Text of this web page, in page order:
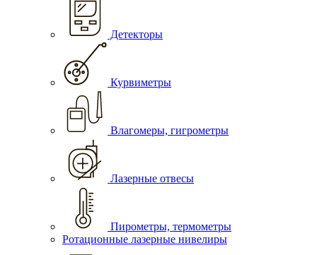
Детекторы
Курвиметры
Влагомеры, гигрометры
Лазерные отвесы
Пирометры, термометры
Ротационные лазерные нивелиры